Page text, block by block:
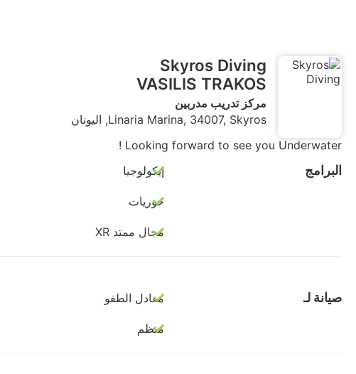
Skyros Diving
VASILIS TRAKOS
مركز تدريب مدربين
Linaria Marina, 34007, Skyros, اليونان
Looking forward to see you Underwater !
البرامج إيكولوجيا
حوريات
مجال ممتد XR
صيانة لـ معادل الطفو
منظم